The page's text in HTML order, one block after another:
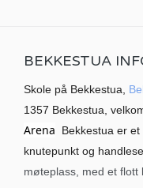
BEKKESTUA
Skole på Bekkestua,
1357 Bekkestua,
Arena
Bekkestua er
knutepunkt og
møteplass, med et flott